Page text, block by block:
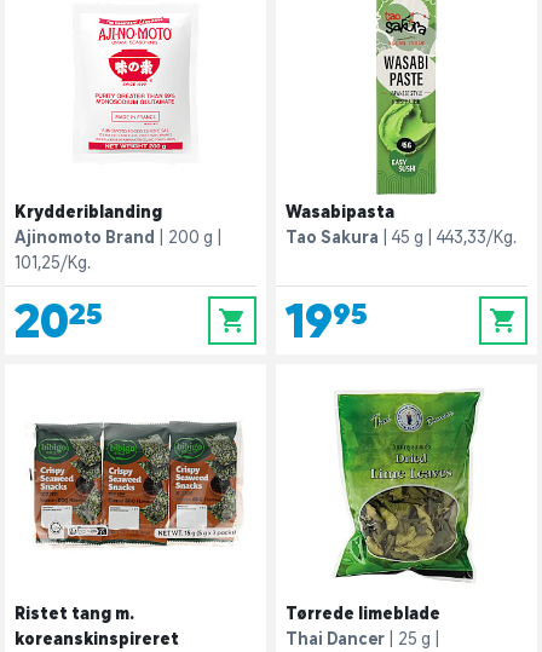
Krydderiblanding
Ajinomoto Brand
200 g
101,25/Kg.
20,25 0
Wasabipasta
Tao Sakura
45 g 443,33/Kg.
19,95 0
Ristet tang m.
koreanskinspireret
Tørrede limeblade
Thai Dancer
25 g